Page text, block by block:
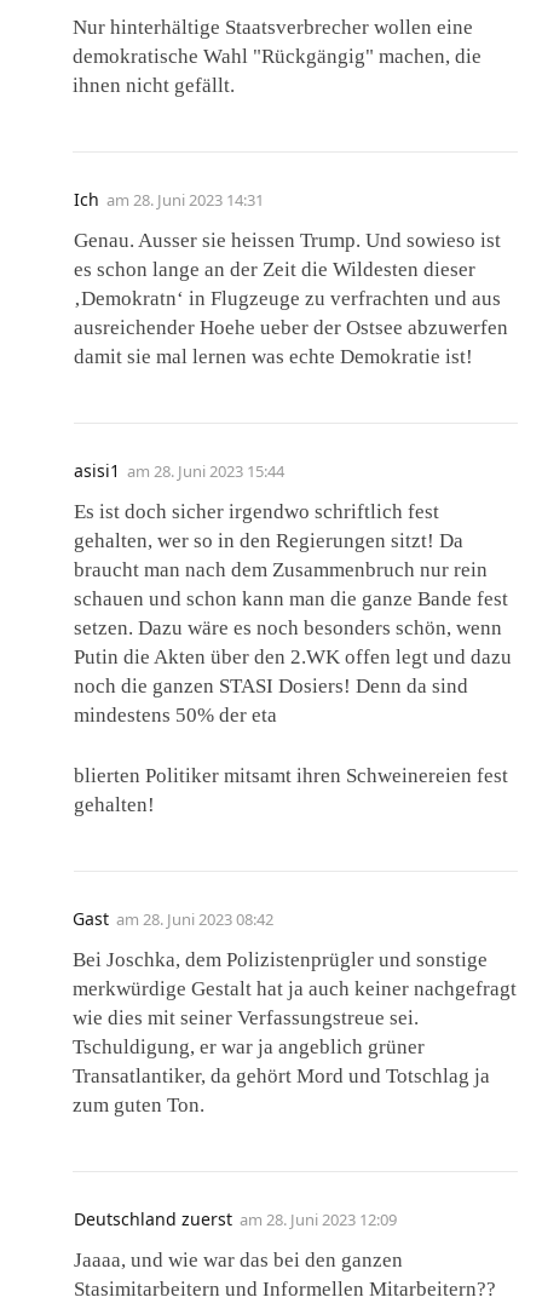
Nur hinterhältige Staatsverbrecher wollen eine
demokratische Wahl "Rückgängig" machen, die
ihnen nicht gefällt.
Ich am 28. Juni 2023 14:31
Genau. Ausser sie heissen Trump. Und sowieso ist
es schon lange an der Zeit die Wildesten dieser
‚Demokratn‘ in Flugzeuge zu verfrachten und aus
ausreichender Hoehe ueber der Ostsee abzuwerfen
damit sie mal lernen was echte Demokratie ist!
asisi1 am 28. Juni 2023 15:44
Es ist doch sicher irgendwo schriftlich fest
gehalten, wer so in den Regierungen sitzt! Da
braucht man nach dem Zusammenbruch nur rein
schauen und schon kann man die ganze Bande fest
setzen. Dazu wäre es noch besonders schön, wenn
Putin die Akten über den 2.WK offen legt und dazu
noch die ganzen STASI Dosiers! Denn da sind
mindestens 50% der eta
blierten Politiker mitsamt ihren Schweinereien fest
gehalten!
Gast am 28. Juni 2023 08:42
Bei Joschka, dem Polizistenprügler und sonstige
merkwürdige Gestalt hat ja auch keiner nachgefragt
wie dies mit seiner Verfassungstreue sei.
Tschuldigung, er war ja angeblich grüner
Transatlantiker, da gehört Mord und Totschlag ja
zum guten Ton.
Deutschland zuerst am 28. Juni 2023 12:09
Jaaaa, und wie war das bei den ganzen
Stasimitarbeitern und Informellen Mitarbeitern??